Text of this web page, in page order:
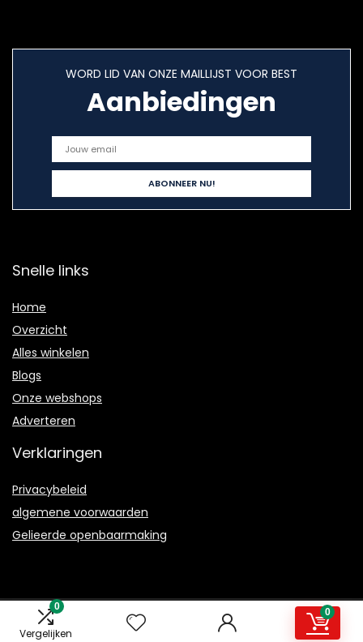
0
Vergelijken
0
WORD LID VAN ONZE MAILLIJST VOOR BEST
Aanbiedingen
Snelle links
Home
Overzicht
Alles winkelen
Blogs
Onze webshops
Adverteren
Verklaringen
Privacybeleid
algemene voorwaarden
Gelieerde openbaarmaking
2021 © Magmanual.nl Alle rechten voorbehouden